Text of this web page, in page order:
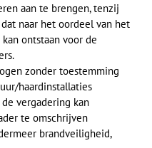
aan te brengen, tenzij
naar het oordeel van het
ontstaan voor de
zonder toestemming
haardinstallaties
vergadering kan
te omschrijven
brandveiligheid,